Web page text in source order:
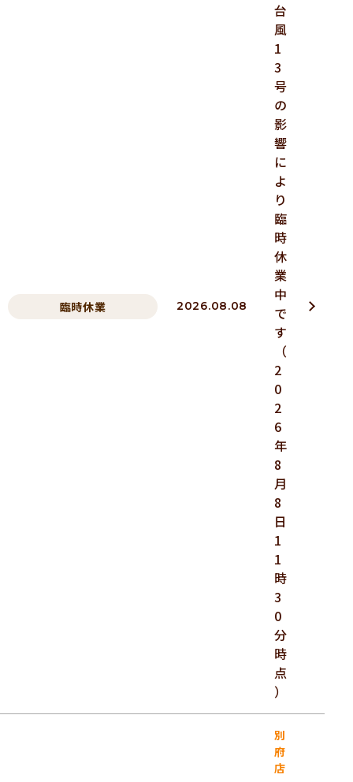
臨時休業 2026.08.08
台
風
1
3
号
の
影
響
に
よ
り
臨
時
休
業
中
で
す
（
2
0
2
6
年
8
月
8
日
1
1
時
3
0
分
時
点
）
別
府
店